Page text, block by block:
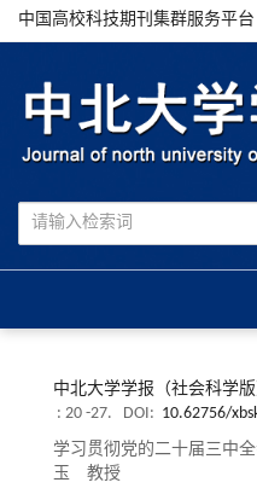
中国高校科技期刊集群服务平台
中北大学学报（社会科学版
: 20 -27.
DOI: 10.62756/
学习贯彻党的二十届
玉 教授